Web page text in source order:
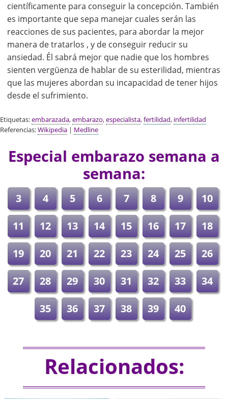
científicamente para conseguir la concepción. También
es importante que sepa manejar cuales serán las
reacciones de sus pacientes, para abordar la mejor
manera de tratarlos , y de conseguir reducir su
ansiedad. Él sabrá mejor que nadie que los hombres
sienten vergüenza de hablar de su esterilidad, mientras
que las mujeres abordan su incapacidad de tener hijos
desde el sufrimiento.
Etiquetas:embarazada,embarazo,especialista,fertilidad, infertilidad
Referencias:Wikipedia | Medline
Especial embarazo semana a
semana:
3 4 5 6 7 8 9
10
11
12 13 14 15 16 17
18
19
20 21 22 23 24 25
26
27
28 29 30 31 32 33
34
35
36 37 38 39 40
Relacionados: